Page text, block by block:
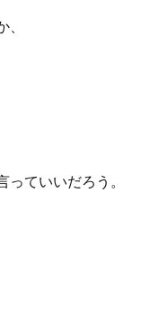
ていいだろう。